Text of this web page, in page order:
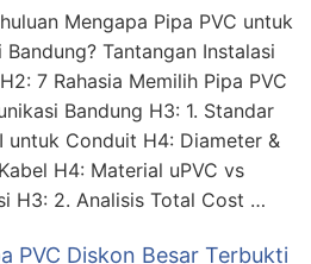
Mengapa Pipa PVC untuk
Tantangan Instalasi
7 Rahasia Memilih Pipa PVC
Bandung H3: 1. Standar
untuk Conduit H4: Diameter &
H4: Material uPVC vs
H3: 2. Analisis Total Cost …
PVC Diskon Besar Terbukti